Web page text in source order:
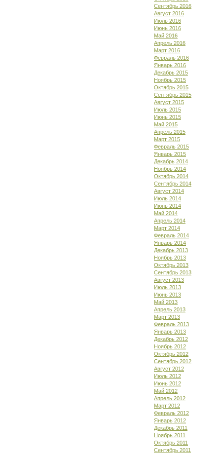
Сентябрь 2016
Август 2016
Июль 2016
Июнь 2016
Май 2016
Апрель 2016
Март 2016
Февраль 2016
Январь 2016
Декабрь 2015
Ноябрь 2015
Октябрь 2015
Сентябрь 2015
Август 2015
Июль 2015
Июнь 2015
Май 2015
Апрель 2015
Март 2015
Февраль 2015
Январь 2015
Декабрь 2014
Ноябрь 2014
Октябрь 2014
Сентябрь 2014
Август 2014
Июль 2014
Июнь 2014
Май 2014
Апрель 2014
Март 2014
Февраль 2014
Январь 2014
Декабрь 2013
Ноябрь 2013
Октябрь 2013
Сентябрь 2013
Август 2013
Июль 2013
Июнь 2013
Май 2013
Апрель 2013
Март 2013
Февраль 2013
Январь 2013
Декабрь 2012
Ноябрь 2012
Октябрь 2012
Сентябрь 2012
Август 2012
Июль 2012
Июнь 2012
Май 2012
Апрель 2012
Март 2012
Февраль 2012
Январь 2012
Декабрь 2011
Ноябрь 2011
Октябрь 2011
Сентябрь 2011